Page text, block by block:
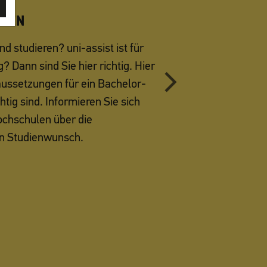
studieren? uni-assist ist für
Dann sind Sie hier richtig. Hier
für ein Bachelor-
sind. Informieren Sie sich
über die
Studienwunsch.